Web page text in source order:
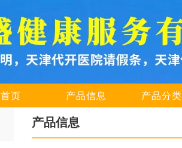
首页 产品信息 产品分类
产品信息